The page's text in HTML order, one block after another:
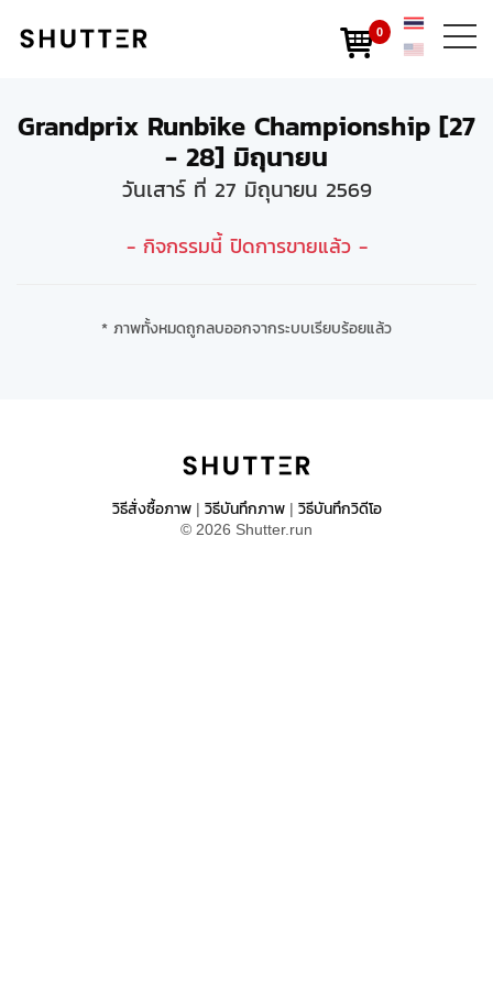
0
Grandprix Runbike Championship [27
- 28] มิถุนายน
วันเสาร์ ที่ 27 มิถุนายน 2569
- กิจกรรมนี้ ปิดการขายแล้ว -
* ภาพทั้งหมดถูกลบออกจากระบบเรียบร้อยแล้ว
วิธีสั่งซื้อภาพ| วิธีบันทึกภาพ| วิธีบันทึกวิดีโอ
© 2026 Shutter.run